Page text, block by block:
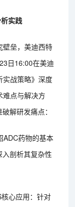
实践
壁垒，美迪西特
日16:00在美迪
实战策略》深度
难点与解决方
解研发痛点：
ADC药物的基本
剖析其复杂性
心应用：针对